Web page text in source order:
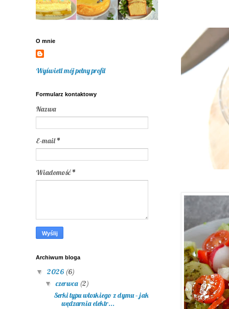
O mnie
Wyświetl mój pełny profil
Formularz kontaktowy
Nazwa
E-mail*
Wiadomość*
Archiwum bloga
▼ 2026 (6)
▼czerwca (2)
Serki typu włoskiego z dymu – jak
wędzarnia elektr...